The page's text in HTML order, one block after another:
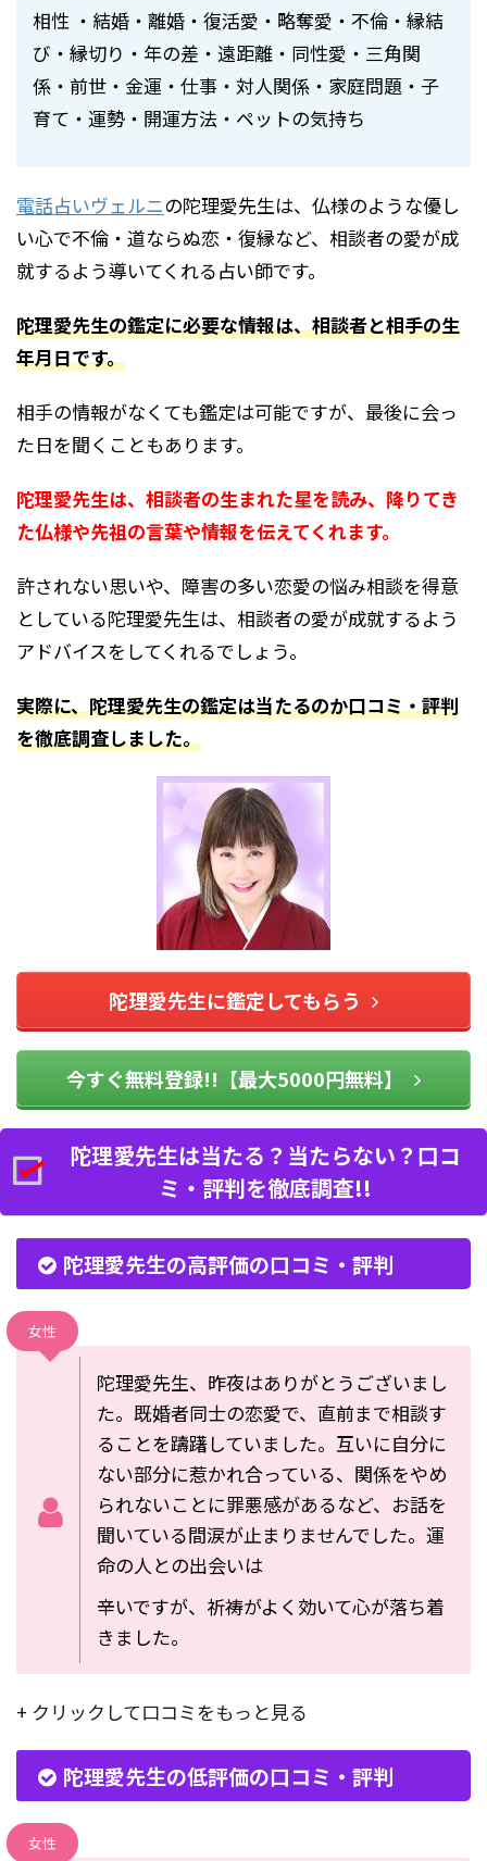
相性 ・結婚・離婚・復活愛・略奪愛・不倫・縁結
び・縁切り・年の差・遠距離・同性愛・三角関
係・前世・金運・仕事・対人関係・家庭問題・子
育て・運勢・開運方法・ペットの気持ち
電話占いヴェルニの陀理愛先生は、仏様のような優し
い心で不倫・道ならぬ恋・復縁など、相談者の愛が成
就するよう導いてくれる占い師です。
陀理愛先生の鑑定に必要な情報は、相談者と相手の生
年月日です。
相手の情報がなくても鑑定は可能ですが、最後に会っ
た日を聞くこともあります。
陀理愛先生は、相談者の生まれた星を読み、降りてき
た仏様や先祖の言葉や情報を伝えてくれます。
許されない思いや、障害の多い恋愛の悩み相談を得意
としている陀理愛先生は、相談者の愛が成就するよう
アドバイスをしてくれるでしょう。
実際に、陀理愛先生の鑑定は当たるのか口コミ・評判
を徹底調査しました。
陀理愛先生に鑑定してもらう
今すぐ無料登録!!【最大5000円無料】
陀理愛先生は当たる？当たらない？口コ
ミ・評判を徹底調査!!
陀理愛先生の高評価の口コミ・評判
女性
陀理愛先生、昨夜はありがとうございまし
た。既婚者同士の恋愛で、直前まで相談す
ることを躊躇していました。互いに自分に
ない部分に惹かれ合っている、関係をやめ
られないことに罪悪感があるなど、お話を
聞いている間涙が止まりませんでした。運
命の人との出会いは
辛いですが、祈祷がよく効いて心が落ち着
きました。
+ クリックして口コミをもっと見る
陀理愛先生の低評価の口コミ・評判
女性